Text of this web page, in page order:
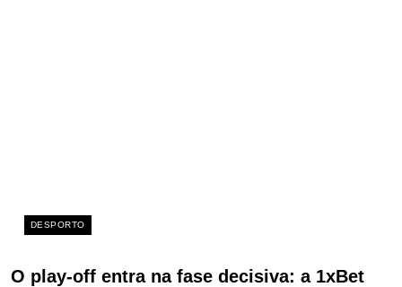
DESPORTO
O play-off entra na fase decisiva: a 1xBet